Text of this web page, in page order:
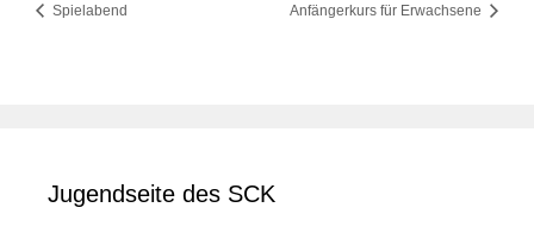
Spielabend Anfängerkurs für Erwachsene
Jugendseite des SCK